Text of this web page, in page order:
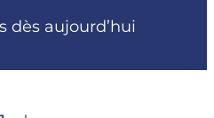
dès aujourd’hui